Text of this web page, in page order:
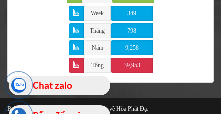
Week 349
Tháng 798
Năm 9,258
Tổng 39,953
Bạt Che Cao Cấp © 2021 Bản quyền thuộc về Hòa Phát Đạt
Chat zalo